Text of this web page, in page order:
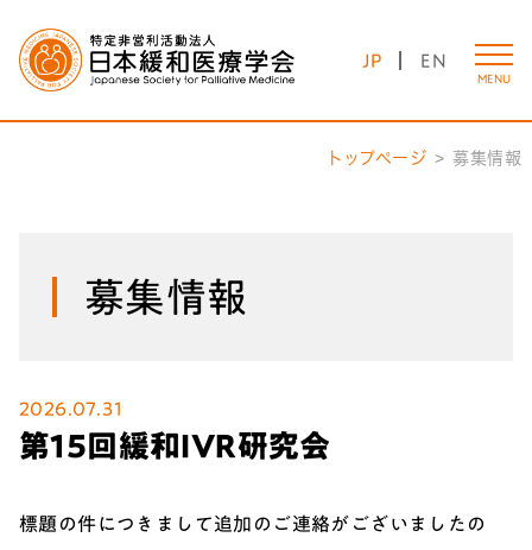
JP EN
MENU
トップページ 募集情報
募集情報
2026.07.31
第15回緩和IVR研究会
標題の件につきまして追加のご連絡がございましたの